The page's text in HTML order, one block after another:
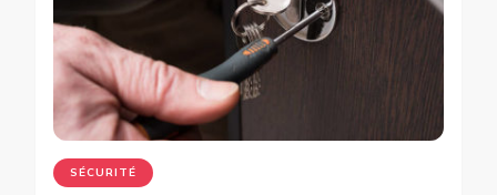
SÉCURITÉ